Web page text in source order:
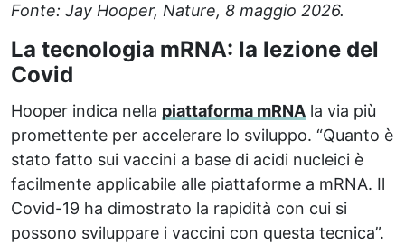
Fonte: Jay Hooper, Nature, 8 maggio 2026.
La tecnologia mRNA: la lezione del
Covid
Hooper indica nella piattaforma mRNA la via più
promettente per accelerare lo sviluppo. “Quanto è
stato fatto sui vaccini a base di acidi nucleici è
facilmente applicabile alle piattaforme a mRNA. Il
Covid-19 ha dimostrato la rapidità con cui si
possono sviluppare i vaccini con questa tecnica”.